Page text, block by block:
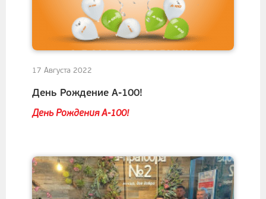
17 Августа 2022
День Рождение А-100!
День Рождения А-100!